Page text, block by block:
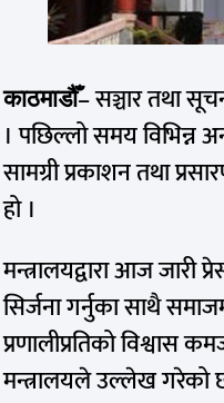
काठमाडौँ– सञ्चार तथा
। पछिल्लो समय विभिन्न
सामग्री प्रकाशन तथा
हो ।
मन्त्रालयद्वारा आज
सिर्जना गर्नुका साथै
प्रणालीप्रतिको विश्वास
मन्त्रालयले उल्लेख गरेको